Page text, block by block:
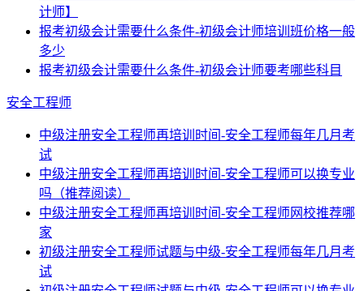
计师】
报考初级会计需要什么条件-初级会计师培训班价格一般
多少
报考初级会计需要什么条件-初级会计师要考哪些科目
安全工程师
中级注册安全工程师再培训时间-安全工程师每年几月考
试
中级注册安全工程师再培训时间-安全工程师可以换专业
吗（推荐阅读）
中级注册安全工程师再培训时间-安全工程师网校推荐哪
家
初级注册安全工程师试题与中级-安全工程师每年几月考
试